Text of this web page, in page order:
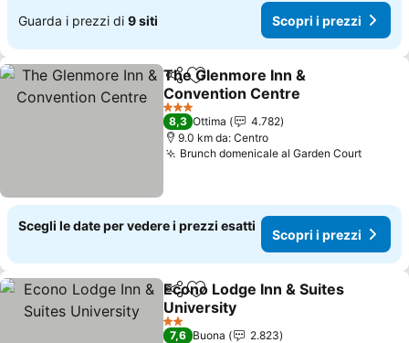
Guarda i prezzi di 9 siti Scopri i prezzi
CondividiAggiungi ai preferiti
The Glenmore Inn &
Convention Centre
Scopri i prezzi
3 Stelle
8,3 Ottima
4.782
9.0 km da: Centro
Brunch domenicale al Garden Court
Scegli le date per vedere i prezzi esatti
Scopri i prezzi
CondividiAggiungi ai preferiti
Econo Lodge Inn & Suites
University
Scopri i prezzi
2 Stelle
7,6 Buona
2.823